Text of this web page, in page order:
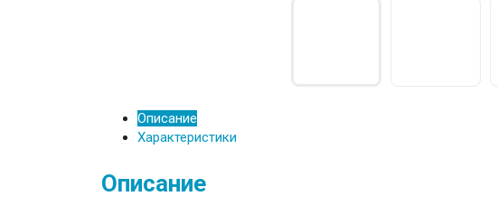
Описание
Характеристики
Описание